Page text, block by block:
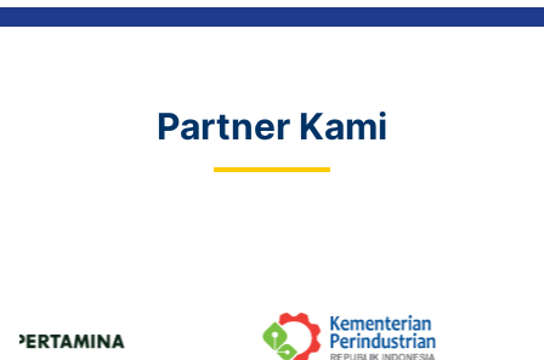
Partner Kami